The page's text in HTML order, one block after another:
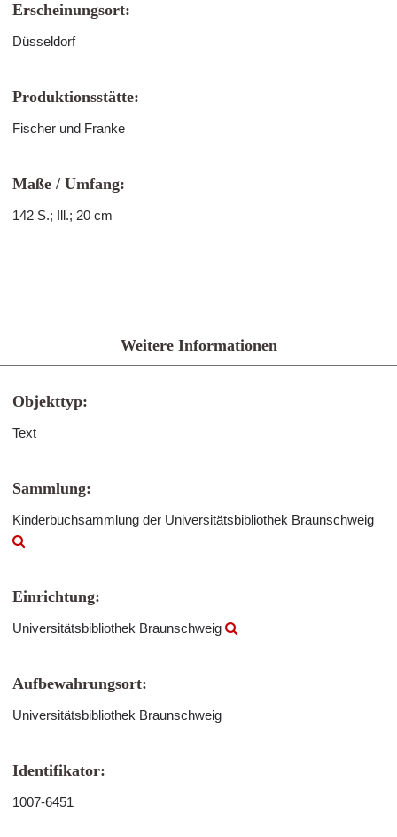
Erscheinungsort:
Düsseldorf
Produktionsstätte:
Fischer und Franke
Maße / Umfang:
142 S.; Ill.; 20 cm
Weitere Informationen
Objekttyp:
Text
Sammlung:
Kinderbuchsammlung der Universitätsbibliothek Braunschweig
Einrichtung:
Universitätsbibliothek Braunschweig
Aufbewahrungsort:
Universitätsbibliothek Braunschweig
Identifikator:
1007-6451